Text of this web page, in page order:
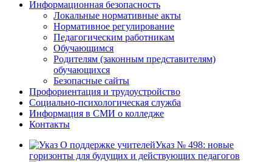
Информационная безопасность
Локальные нормативные акты
Нормативное регулирование
Педагогическим работникам
Обучающимся
Родителям (законным представителям)
обучающихся
Безопасные сайты
Профориентация и трудоустройство
Социально-психологическая служба
Информация в СМИ о колледже
Контакты
Указ № 498: новые
горизонты для будущих и действующих педагогов